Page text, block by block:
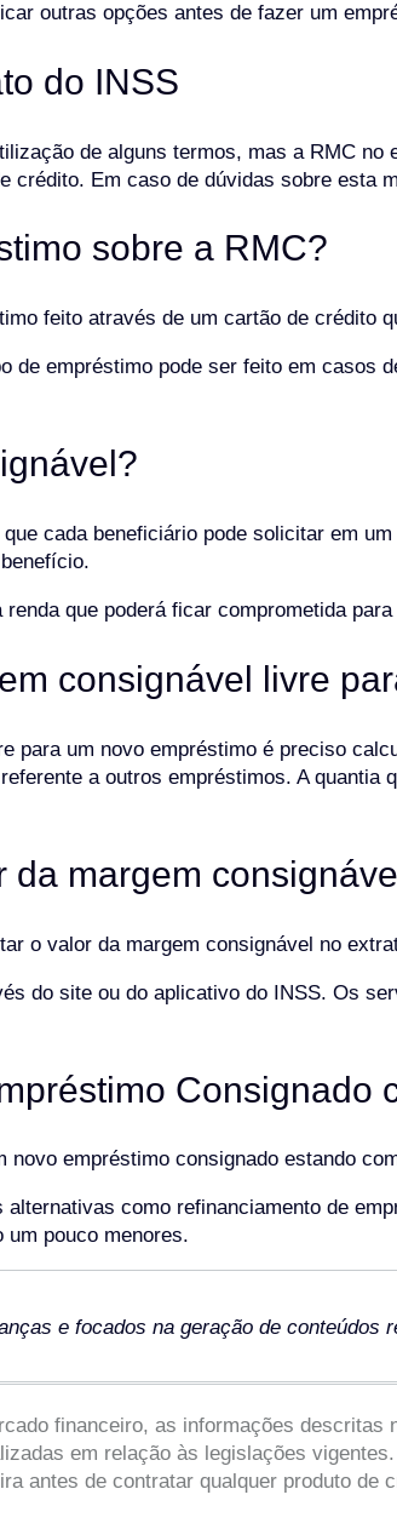
outras opções antes de fazer um
do INSS
de alguns termos, mas a RMC
crédito. Em caso de dúvidas sobre esta
sobre a RMC?
feito através de um cartão de crédito
de empréstimo pode ser feito em casos
cada beneficiário pode solicitar em
que poderá ficar comprometida
consignável livre
para um novo empréstimo é preciso
a outros empréstimos. A quantia
da margem
o valor da margem consignável no
do site ou do aplicativo do INSS. Os
Consignado
novo empréstimo consignado estando
como refinanciamento de
um pouco menores.
e focados na geração de conteúdos
financeiro, as informações
em relação às legislações
antes de contratar qualquer produto de